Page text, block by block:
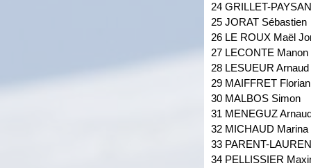
24 GRILLET-
25 JORAT Sébastien
26 LE ROUX Maël
27 LECONTE Manon
28 LESUEUR Arnaud
29 MAIFFRET Florian
30 MALBOS Simon
31 MENEGUZ
32 MICHAUD Marina
33 PARENT-
34 PELLISSIER